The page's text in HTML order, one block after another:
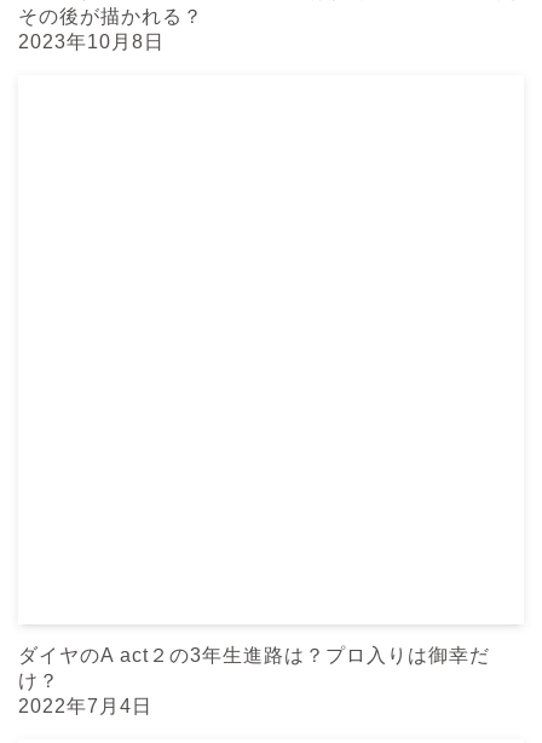
その後が描かれる？
2023年10月8日
ダイヤのA act２の3年生進路は？プロ入りは御幸だ
け？
2022年7月4日